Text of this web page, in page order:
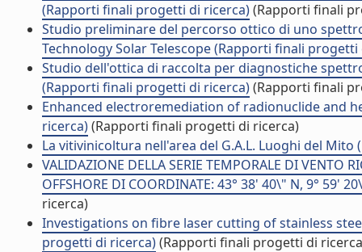
(Rapporti finali progetti di ricerca)(Rapporti finali
Studio preliminare del percorso ottico di uno
Technology Solar Telescope (Rapporti finali
Studio dell'ottica di raccolta per diagnostiche
(Rapporti finali progetti di ricerca)(Rapporti finali
Enhanced electroremediation of radionuclide and
ricerca)(Rapporti finali progetti di ricerca)
La vitivinicoltura nell'area del G.A.L. Luoghi del
VALIDAZIONE DELLA SERIE TEMPORALE DI VENTO
OFFSHORE DI COORDINATE: 43° 38' 40\" N, 9°
ricerca)
Investigations on fibre laser cutting of stainless
progetti di ricerca)(Rapporti finali progetti di